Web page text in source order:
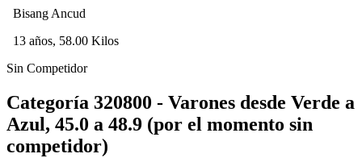
Bisang Ancud
13 años, 58.00 Kilos
Sin Competidor
Categoría 320800 - Varones desde Verde a
Azul, 45.0 a 48.9 (por el momento sin
competidor)